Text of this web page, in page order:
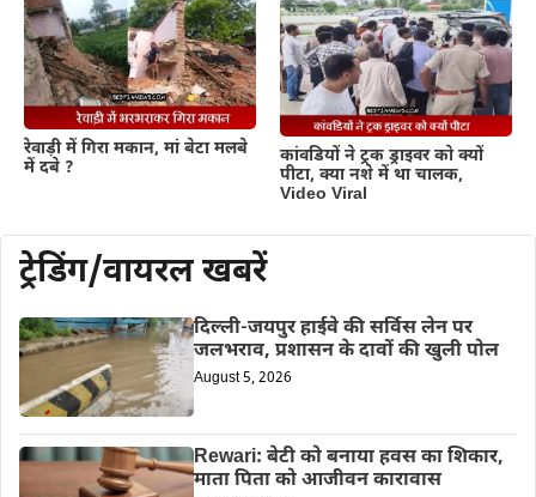
रेवाड़ी में गिरा मकान, मां बेटा मलबे
में दबे ?
कांवडियों ने ट्रक ड्राइवर को क्यों
पीटा, क्या नशे में था चालक,
Video Viral
ट्रेडिंग/वायरल खबरें
दिल्ली-जयपुर हाईवे की सर्विस लेन पर
जलभराव, प्रशासन के दावों की खुली पोल
August 5, 2026
Rewari: बेटी को बनाया हवस का शिकार,
माता पिता को आजीवन कारावास